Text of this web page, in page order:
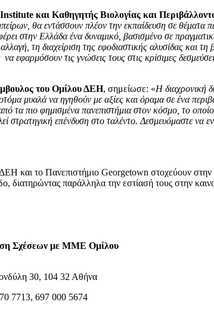
και Καθηγητής Βιολογίας και
θα εντάσσουν πλέον την εκπαίδευση σε
στην Ελλάδα ένα δυναμικό, βασισμένο σε
τη διαχείριση της εφοδιαστικής αλυσίδας και
εφαρμόσουν τις γνώσεις τους στις κρίσιμες
του Ομίλου ΔΕΗ, σημείωσε: «Η διαχρονική
μυαλά να ηγηθούν με αξίες και όραμα σε ένα
τα πιο φημισμένα πανεπιστήμια στον κόσμο, το
στρατηγική επένδυση στο ταλέντο. Δεσμευόμαστε
και το Πανεπιστήμιο Georgetown στοχεύουν στην
διατηρώντας παράλληλα την εστίασή τους στην
Σχέσεων με ΜΜΕ Ομίλου
30, 104 32 Αθήνα
7713, 697 000 5674